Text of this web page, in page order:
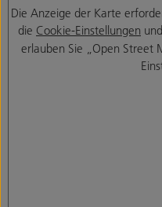
Die Anzeige der Karte
die Cookie-Einstellungen
erlauben Sie „Open Street